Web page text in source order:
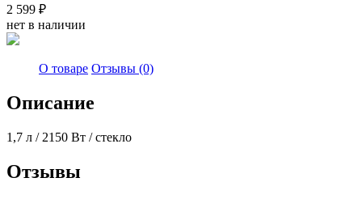
2 599 ₽
нет в наличии
О товаре Отзывы (0)
Описание
1,7 л / 2150 Вт / стекло
Отзывы